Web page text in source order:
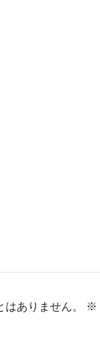
ありません。 ※